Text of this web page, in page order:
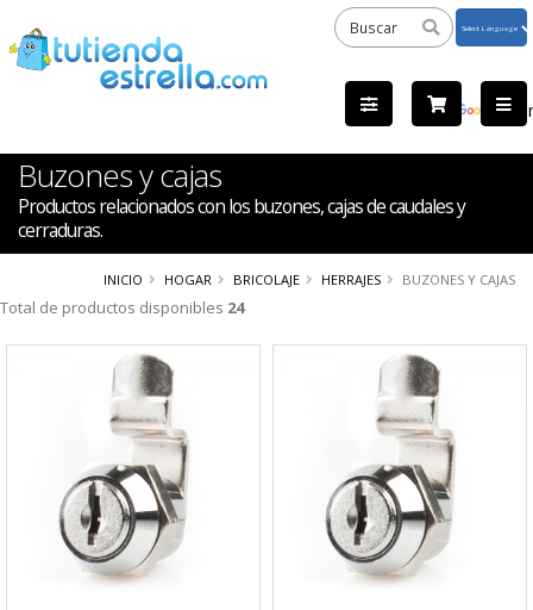
by
Buzones y cajas
Productos relacionados con los buzones, cajas de caudales y
cerraduras.
INICIO HOGAR BRICOLAJE HERRAJES BUZONES Y CAJAS
Total de productos disponibles 24